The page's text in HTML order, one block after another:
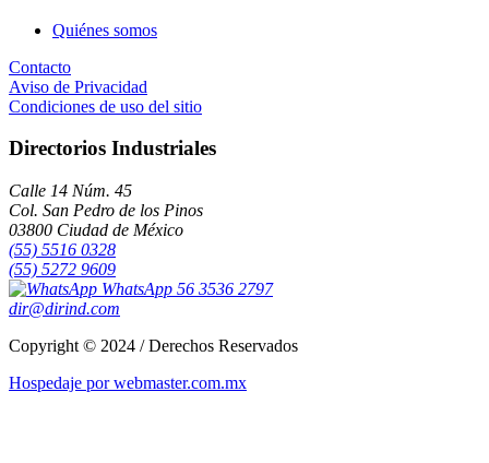
Quiénes somos
Contacto
Aviso de Privacidad
Condiciones de uso del sitio
Directorios Industriales
Calle 14 Núm. 45
Col. San Pedro de los Pinos
03800 Ciudad de México
(55) 5516 0328
(55) 5272 9609
WhatsApp 56 3536 2797
dir@dirind.com
Copyright © 2024 / Derechos Reservados
Hospedaje por webmaster.com.mx